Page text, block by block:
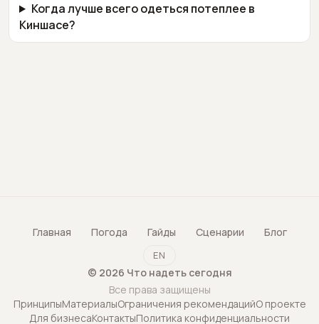
Когда лучше всего одеться потеплее в
Киншасе?
Главная Погода Гайды Сценарии Блог
EN
© 2026 Что надеть сегодня
Все права защищены
ПринципыМатериалыОграничения рекомендацийО проекте
Для бизнесаКонтактыПолитика конфиденциальности